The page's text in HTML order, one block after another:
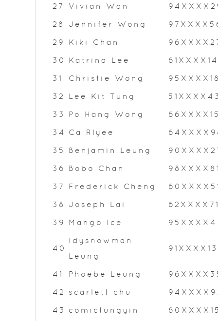
27 Vivian Wan
28 Jennifer Wong
29 Kiki Chan
30 Katrina Lee 61XXXX14
31 Christie Wong 95XXXX18
32 Lee Kit Tung 51XXXX43
33 Po Hang Wong 66XXXX15
34 Ca Rlyee
35 Benjamin Leung
36 Bobo Chan 98XXXX81
37 Frederick Cheng
38 Joseph Lai 62XXXX71
39 Mango Ice
40
Idysnowman
Leung
91XXXX13
41 Phoebe Leung
42 scarlett chu
43 comictungyin 60XXXX15